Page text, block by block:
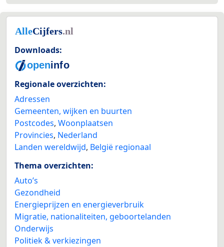
Downloads:
Regionale overzichten:
Adressen
Gemeenten, wijken en buurten
Postcodes, Woonplaatsen
Provincies, Nederland
Landen wereldwijd, België regionaal
Thema overzichten:
Auto’s
Gezondheid
Energieprijzen en energieverbruik
Migratie, nationaliteiten, geboortelanden
Onderwijs
Politiek & verkiezingen